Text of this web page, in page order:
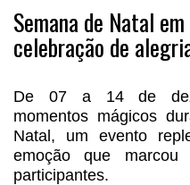
Semana de Natal
celebração de
De 07 a 14 de
momentos mágicos
Natal, um evento
emoção que
participantes.